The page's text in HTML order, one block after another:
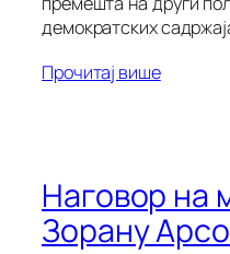
демократских
Прочитај више
Наговор на
Зорану